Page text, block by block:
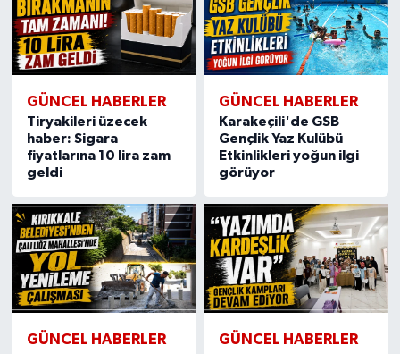
GÜNCEL HABERLER
Tiryakileri üzecek
haber: Sigara
fiyatlarına 10 lira zam
geldi
GÜNCEL HABERLER
Karakeçili'de GSB
Gençlik Yaz Kulübü
Etkinlikleri yoğun ilgi
görüyor
GÜNCEL HABERLER GÜNCEL HABERLER